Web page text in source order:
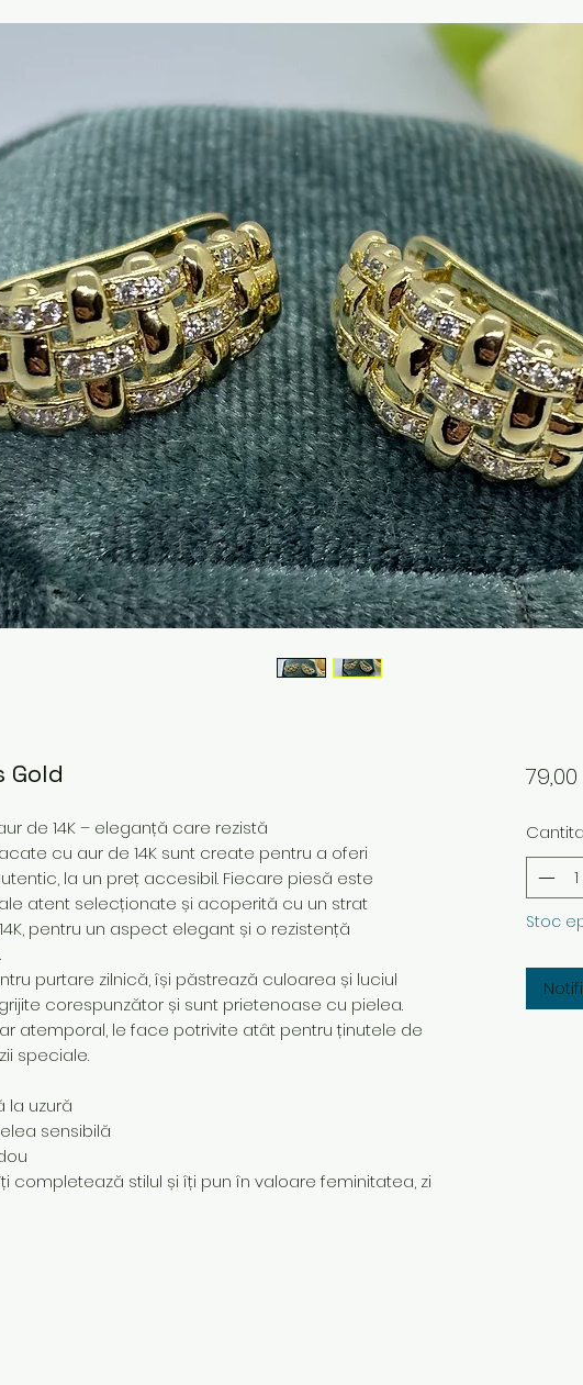
Gold
de 14K – eleganță care rezistă
cu aur de 14K sunt create pentru a oferi
la un preț accesibil. Fiecare piesă este
atent selecționate și acoperită cu un strat
pentru un aspect elegant și o rezistență
purtare zilnică, își păstrează culoarea și luciul
corespunzător și sunt prietenoase cu pielea.
atemporal, le face potrivite atât pentru ținutele de
speciale.
la uzură
sensibilă
completează stilul și îți pun în valoare feminitatea, zi
Stoc